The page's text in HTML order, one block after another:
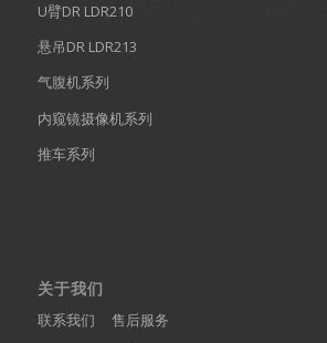
U臂DR LDR210
悬吊DR LDR213
气腹机系列
内窥镜摄像机系列
推车系列
关于我们
联系我们
售后服务